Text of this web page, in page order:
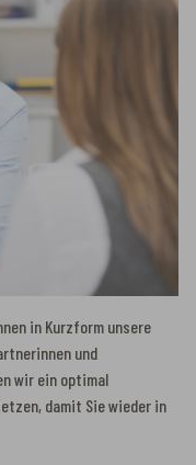
in Kurzform unsere
und
wir ein optimal
damit Sie wieder in